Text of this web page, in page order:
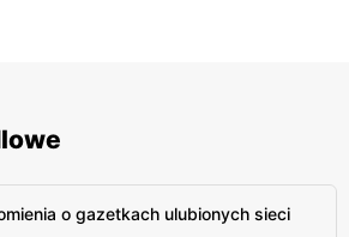
o gazetkach ulubionych sieci